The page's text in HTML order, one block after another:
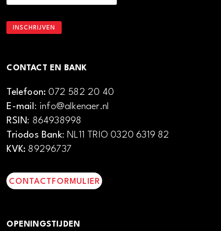
CONTACT EN BANK
Telefoon:072 582 20 40
E-mail: info@alkenaer.nl
RSIN: 864938998
Triodos Bank: NL11 TRIO 0320 6319 82
KVK: 89296737
CONTACTFORMULIER
OPENINGSTIJDEN